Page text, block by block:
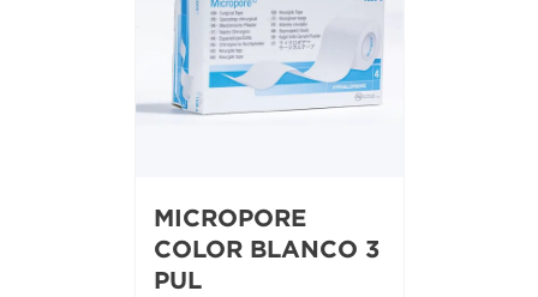
MICROPORE
COLOR BLANCO 3
PUL